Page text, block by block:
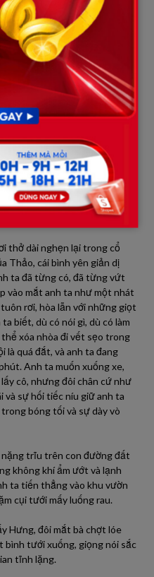
vào con đường đất lầy lội.
nỗi buồn. Anh ta dừng lại
để lại tiếng máy dầu nhả
tĩnh mịch. Từ đây, anh ta có
nhà nhỏ, một mái tranh
um tùm.
cửa sổ. Hưng nheo
Thảo. Bụng cô đã nhô cao,
linh đang lớn dần. Mẹ Thảo,
ân cần đỡ Thảo đứng dậy.
cô con gái, ánh mắt tràn
thở dài nghẹn lại trong cổ
Thảo, cái bình yên giản dị
ta đã từng có, đã từng vứt
vào mắt anh ta như một nhát
rơi, hòa lẫn với những giọt
biết, dù có nói gì, dù có làm
xóa nhòa đi vết sẹo trong
là quá đắt, và anh ta đang
Anh ta muốn xuống xe,
cô, nhưng đôi chân cứ như
và sự hối tiếc níu giữ anh ta
bóng tối và sự dày vò
nặng trĩu trên con đường đất
không khí ẩm ướt và lạnh
ta tiến thẳng vào khu vườn
cụi tưới mấy luống rau.
Hưng, đôi mắt bà chợt lóe
bình tưới xuống, giọng nói sắc
tĩnh lặng.